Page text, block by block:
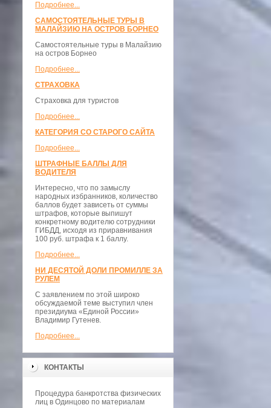
Подробнее...
САМОСТОЯТЕЛЬНЫЕ ТУРЫ В
МАЛАЙЗИЮ НА ОСТРОВ БОРНЕО
Самостоятельные туры в Малайзию
на остров Борнео
Подробнее...
СТРАХОВКА
Страховка для туристов
Подробнее...
КАТЕГОРИЯ СО СТАРОГО САЙТА
Подробнее...
ШТРАФНЫЕ БАЛЛЫ ДЛЯ
ВОДИТЕЛЯ
Интересно, что по замыслу
народных избранников, количество
баллов будет зависеть от суммы
штрафов, которые выпишут
конкретному водителю сотрудники
ГИБДД, исходя из приравнивания
100 руб. штрафа к 1 баллу.
Подробнее...
НИ ДЕСЯТОЙ ДОЛИ ПРОМИЛЛЕ ЗА
РУЛЕМ
С заявлением по этой широко
обсуждаемой теме выступил член
президиума «Единой России»
Владимир Гутенев.
Подробнее...
КОНТАКТЫ
Процедура банкротства физических
лиц в Одинцово по материалам